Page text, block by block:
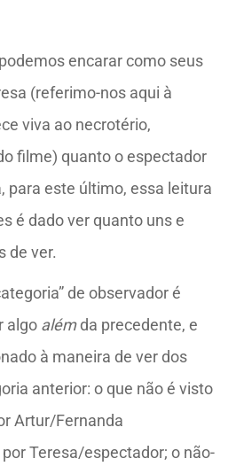
encarar como seus
(referimo-nos aqui à
viva ao necrotério,
filme) quanto o espectador
para este último, essa leitura
é dado ver quanto uns e
de ver.
de observador é
algo alémda precedente, e
à maneira de ver dos
anterior: o que não é visto
Artur/Fernanda
Teresa/espectador; o não-